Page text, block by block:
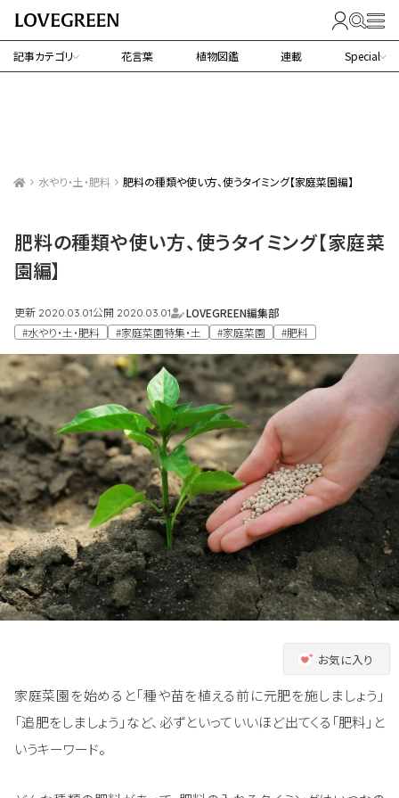
記事カテゴリ 花言葉 植物図鑑 連載 Special
水やり・土・肥料 肥料の種類や使い方、使うタイミング【家庭菜園編】
肥料の種類や使い方、使うタイミング【家庭菜
園編】
更新 2020.03.01公開 2020.03.01
LOVEGREEN編集部
#水やり・土・肥料
#家庭菜園特集・土 #家庭菜園 #肥料
お気に入り
家庭菜園を始めると「種や苗を植える前に元肥を施しましょう」
「追肥をしましょう」など、必ずといっていいほど出てくる「肥料」と
いうキーワード。